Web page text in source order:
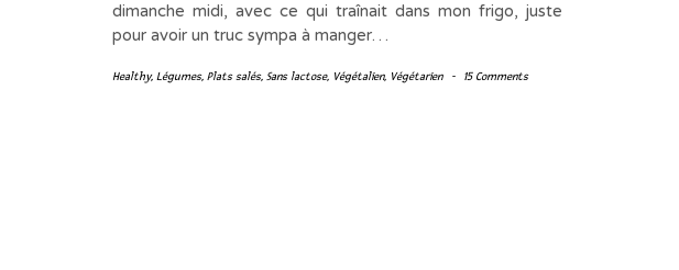
dimanche midi, avec ce qui traînait dans mon frigo, juste
pour avoir un truc sympa à manger…
Healthy, Légumes, Plats salés, Sans lactose, Végétalien, Végétarien - 15 Comments